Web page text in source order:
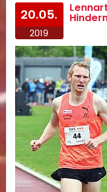
20.05.
2019